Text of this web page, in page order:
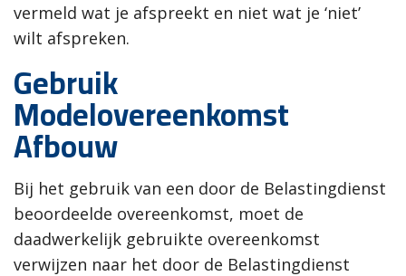
vermeld wat je afspreekt en niet wat je ‘niet’
wilt afspreken.
Gebruik
Modelovereenkomst
Afbouw
Bij het gebruik van een door de Belastingdienst
beoordeelde overeenkomst, moet de
daadwerkelijk gebruikte overeenkomst
verwijzen naar het door de Belastingdienst